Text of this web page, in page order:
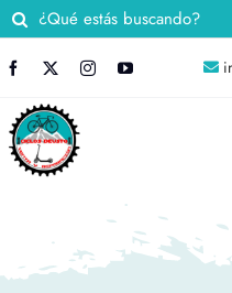
Saltar
Buscar:
Nosotros